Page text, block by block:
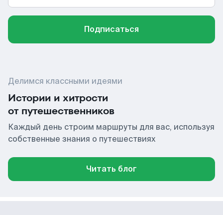
Подписаться
Делимся классными идеями
Истории и хитрости
от путешественников
Каждый день строим маршруты для вас, используя
собственные знания о путешествиях
Читать блог